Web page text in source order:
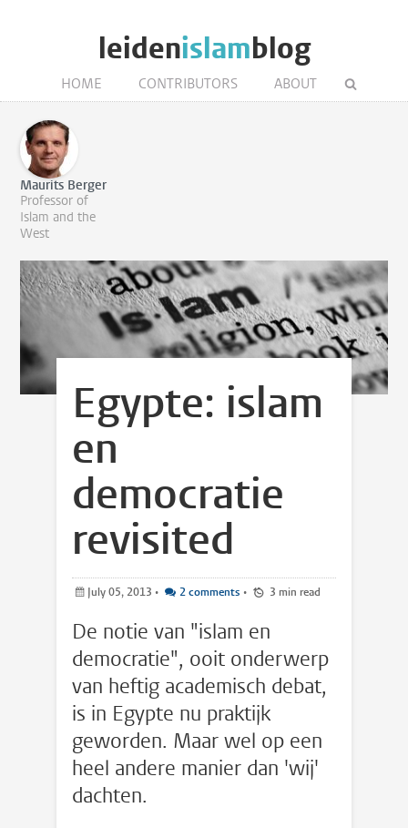
leidenislamblog
HOME CONTRIBUTORS ABOUT
Maurits Berger
Professor of
Islam and the
West
Egypte: islam
en
democratie
revisited
July 05, 2013 • 2 comments • 3 min read
De notie van "islam en
democratie", ooit onderwerp
van heftig academisch debat,
is in Egypte nu praktijk
geworden. Maar wel op een
heel andere manier dan 'wij'
dachten.